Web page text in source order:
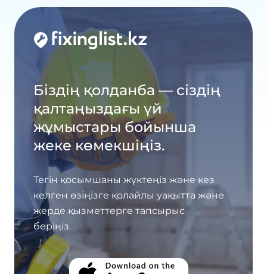
Біздің қолданба — сіздің
қалтаңыздағы үй
жұмыстары бойынша
жеке көмекшіңіз.
Тегін қосымшаны жүктеңіз және кез
келген өзіңізге қолайлы уақытта және
жерде қызметтерге тапсырыс
беріңіз.